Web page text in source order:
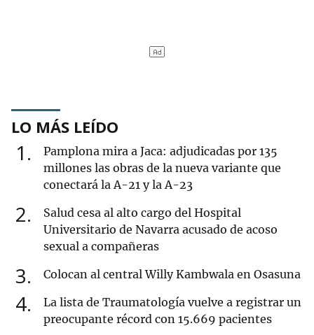
LO MÁS LEÍDO
1
Pamplona mira a Jaca: adjudicadas por 135
millones las obras de la nueva variante que
conectará la A-21 y la A-23
2
Salud cesa al alto cargo del Hospital
Universitario de Navarra acusado de acoso
sexual a compañeras
3 Colocan al central Willy Kambwala en Osasuna
4
La lista de Traumatología vuelve a registrar un
preocupante récord con 15.669 pacientes